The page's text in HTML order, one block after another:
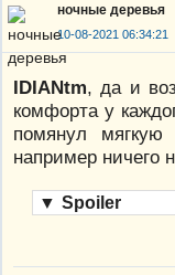
ночные деревья
10-08-2021 06:34:21
IDIANtm, да и
комфорта у
помянул
например ничего
▼ Spoiler